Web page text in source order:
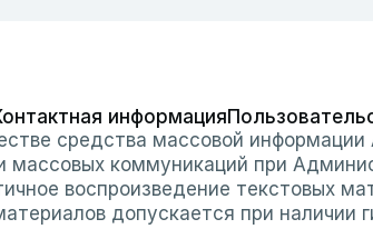
информация
средства массовой
коммуникаций при
воспроизведение текстовых
допускается при наличии